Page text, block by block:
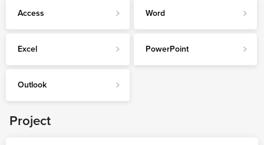
Access Word
Excel PowerPoint
Outlook
Project